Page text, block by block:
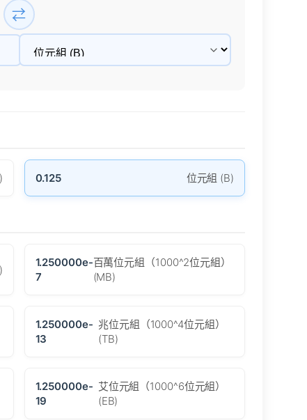
⇄
0.125 位元組 (B)
1.250000e-
7
百萬位元組（1000^2位元組）
(MB)
1.250000e-
13
兆位元組（1000^4位元組）
(TB)
1.250000e-
19
艾位元組（1000^6位元組）
(EB)